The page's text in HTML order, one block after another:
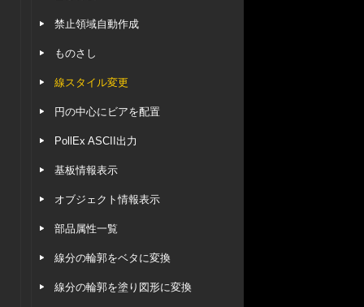
禁止領域自動作成
ものさし
線スタイル変更
円の中心にビアを配置
PollEx ASCII出力
基板情報表示
オブジェクト情報表示
部品属性一覧
線分の輪郭をベタに変換
線分の輪郭を塗り図形に変換